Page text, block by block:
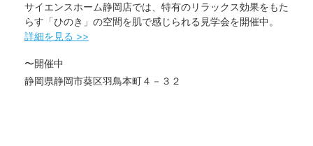
サイエンスホーム静岡店では、特有のリラックス効果をもた
らす「ひのき」の空間を肌で感じられる見学会を開催中。
詳細を見る >>
〜開催中
静岡県静岡市葵区羽鳥本町４－３２